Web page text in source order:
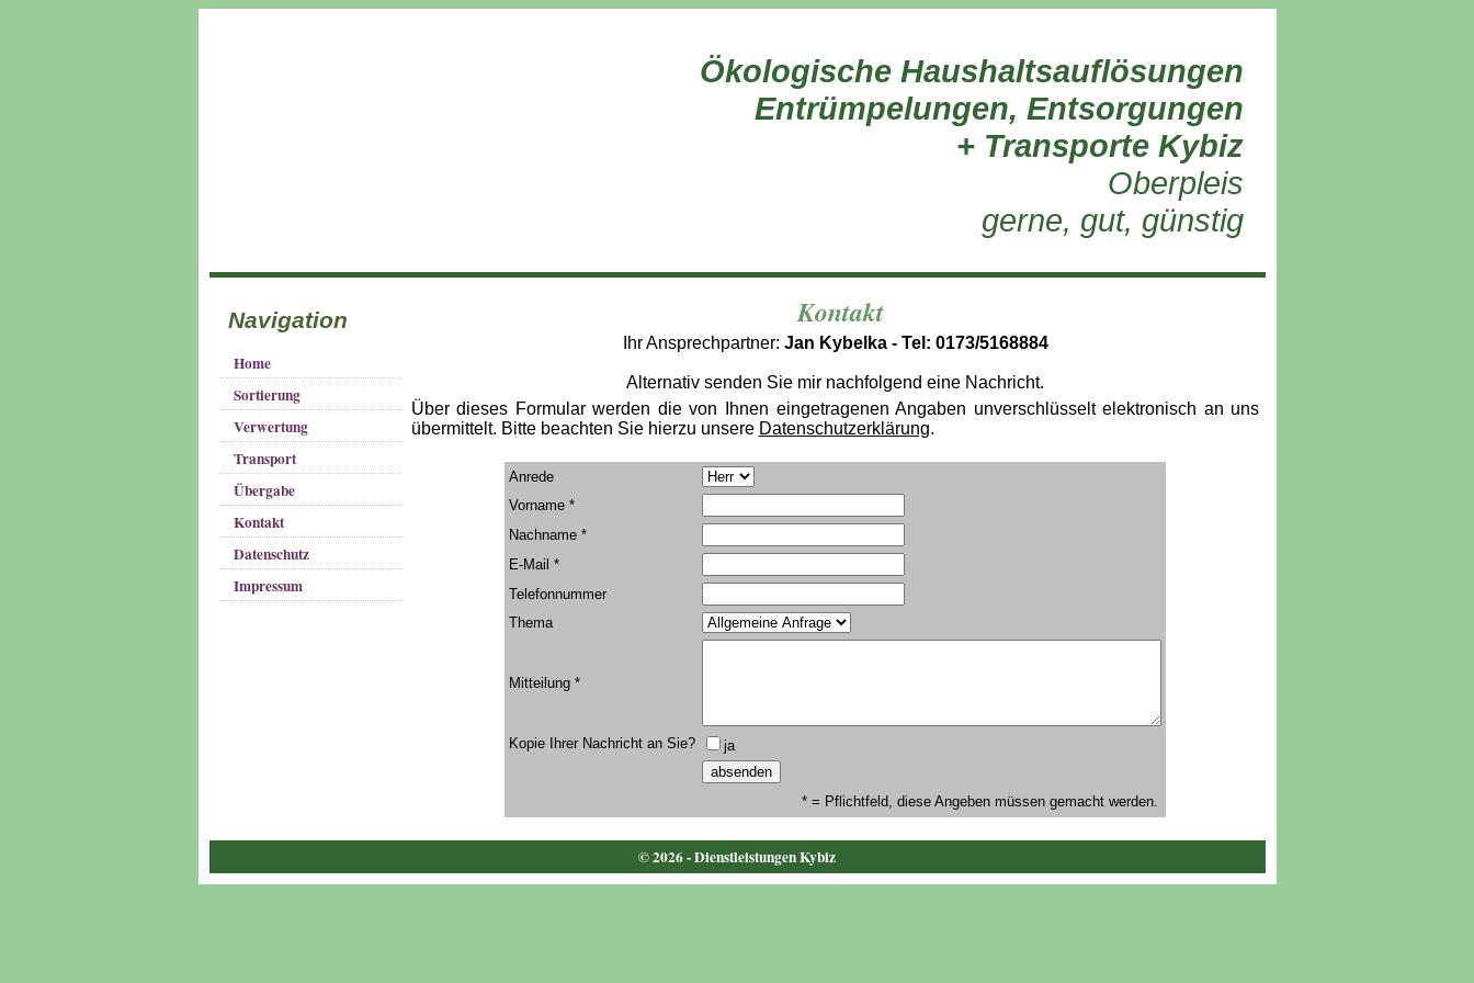
Ökologische Haushaltsauflösungen
Entrümpelungen, Entsorgungen
+ Transporte Kybiz
Oberpleis
gerne, gut, günstig
Navigation
Home
Sortierung
Verwertung
Transport
Übergabe
Kontakt
Datenschutz
Impressum
Kontakt
Ihr Ansprechpartner: Jan Kybelka - Tel: 0173/5168884
Alternativ senden Sie mir nachfolgend eine Nachricht.
Über dieses Formular werden die von Ihnen eingetragenen Angaben unverschlüsselt elektronisch an uns
übermittelt. Bitte beachten Sie hierzu unsere Datenschutzerklärung.
Anrede
Vorname *
Nachname *
E-Mail *
Telefonnummer
Thema
Mitteilung *
Kopie Ihrer Nachricht an Sie? ja
* = Pflichtfeld, diese Angeben müssen gemacht werden.
© 2026 - Dienstleistungen Kybiz